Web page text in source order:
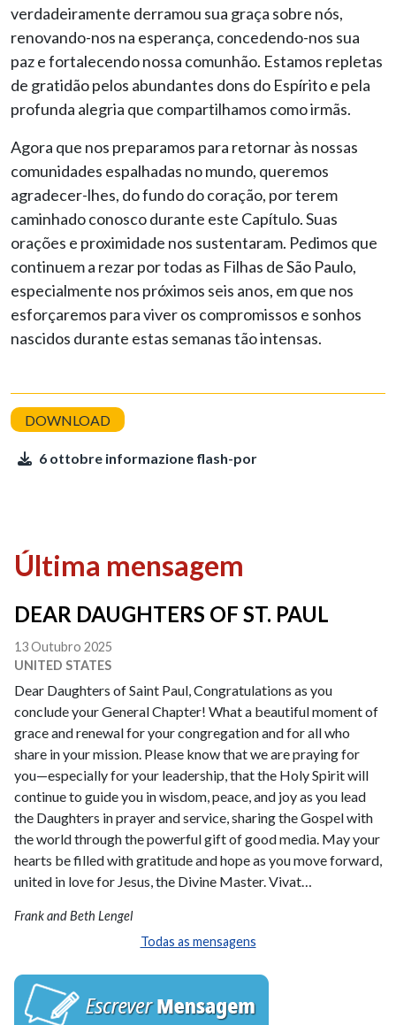
verdadeiramente derramou sua graça sobre nós,
renovando-nos na esperança, concedendo-nos sua
paz e fortalecendo nossa comunhão. Estamos repletas
de gratidão pelos abundantes dons do Espírito e pela
profunda alegria que compartilhamos como irmãs.
Agora que nos preparamos para retornar às nossas
comunidades espalhadas no mundo, queremos
agradecer-lhes, do fundo do coração, por terem
caminhado conosco durante este Capítulo. Suas
orações e proximidade nos sustentaram. Pedimos que
continuem a rezar por todas as Filhas de São Paulo,
especialmente nos próximos seis anos, em que nos
esforçaremos para viver os compromissos e sonhos
nascidos durante estas semanas tão intensas.
6 ottobre informazione flash-por
Última mensagem
DEAR DAUGHTERS OF ST. PAUL
13 Outubro 2025
UNITED STATES
Dear Daughters of Saint Paul, Congratulations as you
conclude your General Chapter! What a beautiful moment of
grace and renewal for your congregation and for all who
share in your mission. Please know that we are praying for
you—especially for your leadership, that the Holy Spirit will
continue to guide you in wisdom, peace, and joy as you lead
the Daughters in prayer and service, sharing the Gospel with
the world through the powerful gift of good media. May your
hearts be filled with gratitude and hope as you move forward,
united in love for Jesus, the Divine Master. Vivat…
Frank and Beth Lengel
Todas as mensagens